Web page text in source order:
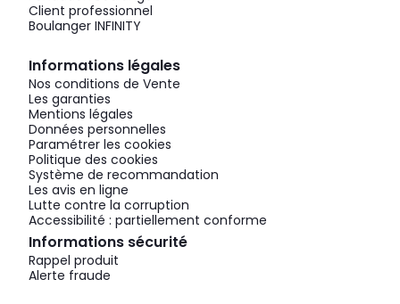
Client professionnel
Boulanger INFINITY
Informations légales
Nos conditions de Vente
Les garanties
Mentions légales
Données personnelles
Paramétrer les cookies
Politique des cookies
Système de recommandation
Les avis en ligne
Lutte contre la corruption
Accessibilité : partiellement conforme
Informations sécurité
Rappel produit
Alerte fraude